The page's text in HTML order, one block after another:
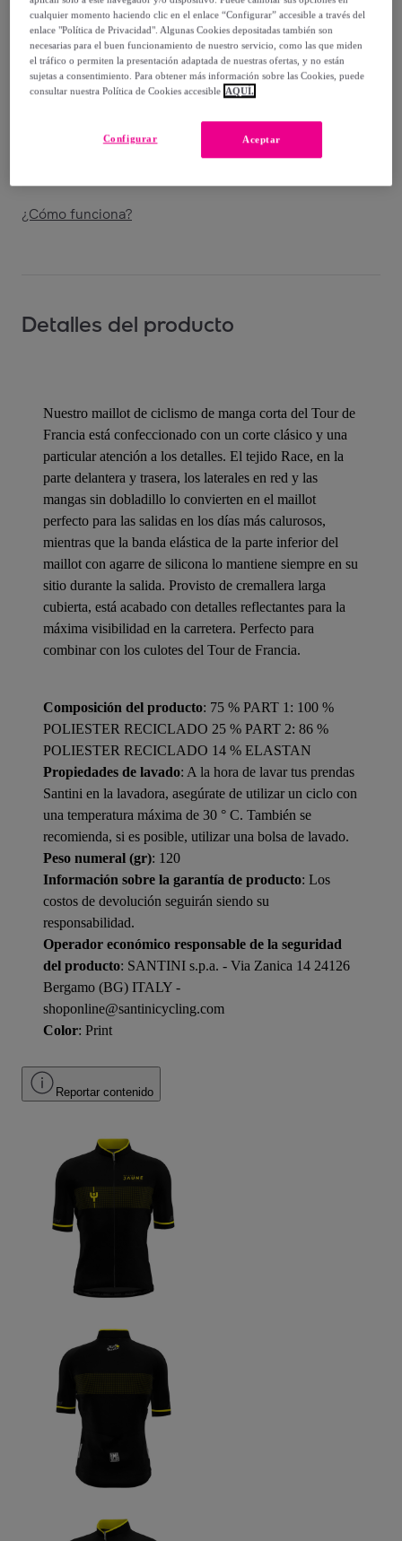
Entrega
16/08
¿Cómo funciona?
Detalles del producto
Nuestro maillot de ciclismo de manga corta del Tour de
Francia está confeccionado con un corte clásico y una
particular atención a los detalles. El tejido Race, en la
parte delantera y trasera, los laterales en red y las
mangas sin dobladillo lo convierten en el maillot
perfecto para las salidas en los días más calurosos,
mientras que la banda elástica de la parte inferior del
maillot con agarre de silicona lo mantiene siempre en su
sitio durante la salida. Provisto de cremallera larga
cubierta, está acabado con detalles reflectantes para la
máxima visibilidad en la carretera. Perfecto para
combinar con los culotes del Tour de Francia.
Composición del producto: 75 % PART 1: 100 %
POLIESTER RECICLADO 25 % PART 2: 86 %
POLIESTER RECICLADO 14 % ELASTAN
Propiedades de lavado: A la hora de lavar tus prendas
Santini en la lavadora, asegúrate de utilizar un ciclo con
una temperatura máxima de 30 ° C. También se
recomienda, si es posible, utilizar una bolsa de lavado.
Peso numeral (gr): 120
Información sobre la garantía de producto: Los
costos de devolución seguirán siendo su
responsabilidad.
Operador económico responsable de la seguridad
del producto: SANTINI s.p.a. - Via Zanica 14 24126
Bergamo (BG) ITALY -
shoponline@santinicycling.com
Color: Print
Reportar contenido
cualquier momento haciendo clic en el enlace “Configurar” accesible a través del
enlace "Política de Privacidad". Algunas Cookies depositadas también son
necesarias para el buen funcionamiento de nuestro servicio, como las que miden
el tráfico o permiten la presentación adaptada de nuestras ofertas, y no están
sujetas a consentimiento. Para obtener más información sobre las Cookies, puede
consultar nuestra Política de Cookies accesible AQUÍ.
Aceptar
Configurar